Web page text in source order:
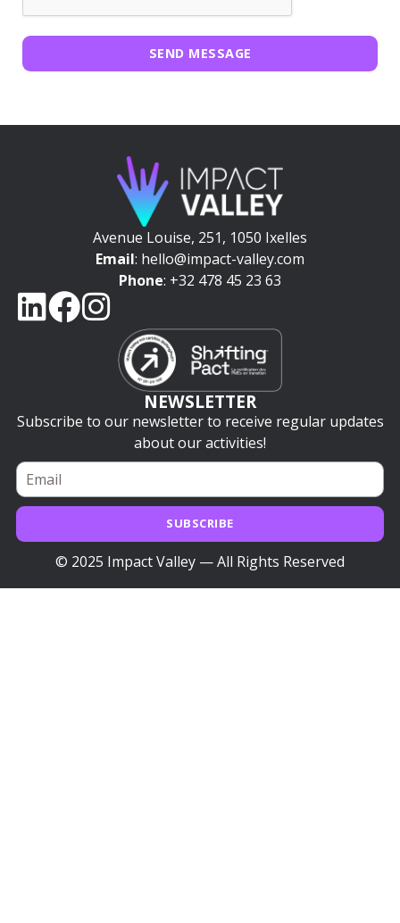
SEND MESSAGE
Avenue Louise, 251, 1050 Ixelles
Email: hello@impact-valley.com
Phone: +32 478 45 23 63
NEWSLETTER
Subscribe to our newsletter to receive regular updates
about our activities!
SUBSCRIBE
© 2025 Impact Valley — All Rights Reserved